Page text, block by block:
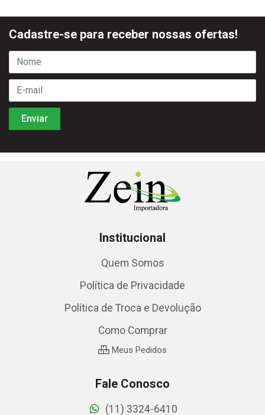
Cadastre-se para receber nossas ofertas!
Institucional
Quem Somos
Política de Privacidade
Política de Troca e Devolução
Como Comprar
Meus Pedidos
Fale Conosco
(11) 3324-6410